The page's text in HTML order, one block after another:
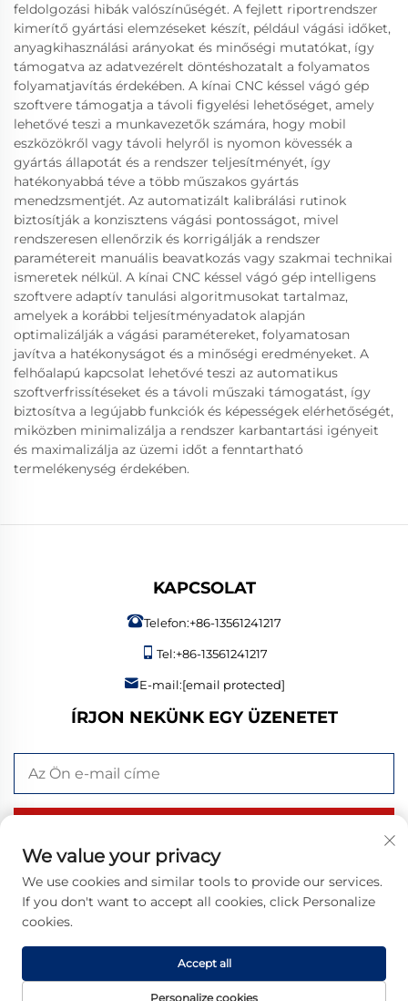
feldolgozási hibák valószínűségét. A fejlett riportrendszer
kimerítő gyártási elemzéseket készít, például vágási időket,
anyagkihasználási arányokat és minőségi mutatókat, így
támogatva az adatvezérelt döntéshozatalt a folyamatos
folyamatjavítás érdekében. A kínai CNC késsel vágó gép
szoftvere támogatja a távoli figyelési lehetőséget, amely
lehetővé teszi a munkavezetők számára, hogy mobil
eszközökről vagy távoli helyről is nyomon kövessék a
gyártás állapotát és a rendszer teljesítményét, így
hatékonyabbá téve a több műszakos gyártás
menedzsmentjét. Az automatizált kalibrálási rutinok
biztosítják a konzisztens vágási pontosságot, mivel
rendszeresen ellenőrzik és korrigálják a rendszer
paramétereit manuális beavatkozás vagy szakmai technikai
ismeretek nélkül. A kínai CNC késsel vágó gép intelligens
szoftvere adaptív tanulási algoritmusokat tartalmaz,
amelyek a korábbi teljesítményadatok alapján
optimalizálják a vágási paramétereket, folyamatosan
javítva a hatékonyságot és a minőségi eredményeket. A
felhőalapú kapcsolat lehetővé teszi az automatikus
szoftverfrissítéseket és a távoli műszaki támogatást, így
biztosítva a legújabb funkciók és képességek elérhetőségét,
miközben minimalizálja a rendszer karbantartási igényeit
és maximalizálja az üzemi időt a fenntartható
termelékenység érdekében.
KAPCSOLAT
Telefon:+86-13561241217
Tel:+86-13561241217
E-mail:[email protected]
ÍRJON NEKÜNK EGY ÜZENETET
Szerzői jog © 2026 Bangzheng (Shandong) Intelligent
Manufacturing Co., Ltd. Minden jog fenntartva. |
szabályzat
We value your privacy
We use cookies and similar tools to provide our services.
If you don't want to accept all cookies, click Personalize
cookies.
Personalize cookies
Accept all